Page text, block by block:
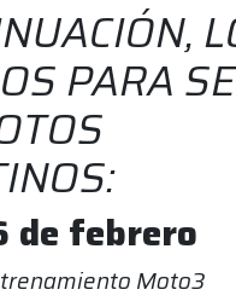
PARA
de febrero
Moto3